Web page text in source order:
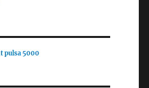
pulsa 5000